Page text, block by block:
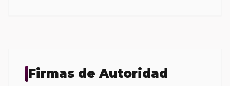
Firmas de Autoridad